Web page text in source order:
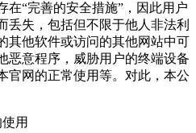
在“完善的安全措施”，因此用户
丢失，包括但不限于他人非法利
其他软件或访问的其他网站中可
恶意程序，威胁用户的终端设备
官网的正常使用等。对此，本公
用